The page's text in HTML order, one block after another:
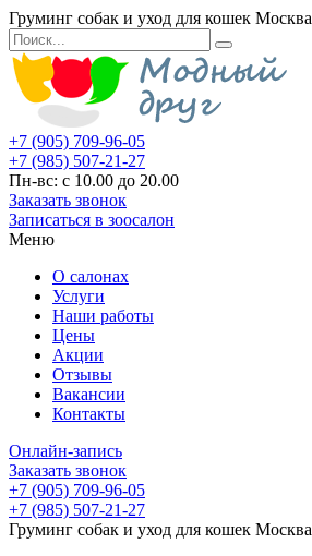
Груминг собак и уход для кошек Москва
+7 (905) 709-96-05
+7 (985) 507-21-27
Пн-вс: с 10.00 до 20.00
Заказать звонок
Записаться в зоосалон
Меню
О салонах
Услуги
Наши работы
Цены
Акции
Отзывы
Вакансии
Контакты
Онлайн-запись
Заказать звонок
+7 (905) 709-96-05
+7 (985) 507-21-27
Груминг собак и уход для кошек Москва